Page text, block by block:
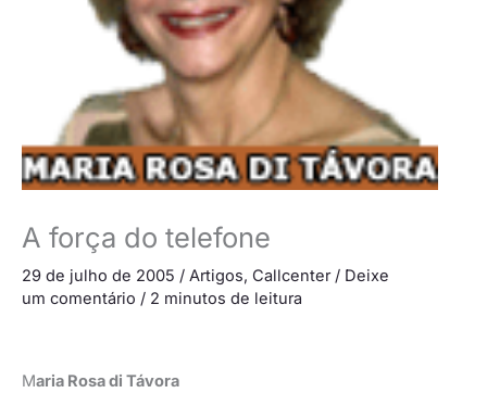
A força do telefone
29 de julho de 2005 / Artigos, Callcenter/ Deixe
um comentário / 2 minutos de leitura
Maria Rosa di Távora